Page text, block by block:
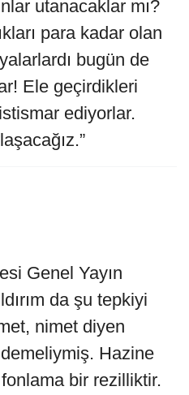
utanacaklar mı?
para kadar olan
bugün de
Ele geçirdikleri
ediyorlar.
Genel Yayın
da şu tepkiyi
nimet diyen
Hazine
fonlama bir rezilliktir.